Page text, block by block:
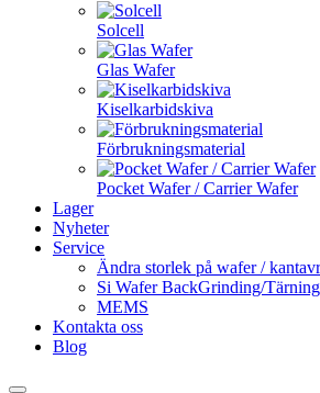
Solcell
Glas Wafer
Kiselkarbidskiva
Förbrukningsmaterial
Pocket Wafer / Carrier Wafer
Lager
Nyheter
Service
Ändra storlek på wafer /
Si Wafer BackGrinding/Tärning
MEMS
Kontakta oss
Blog